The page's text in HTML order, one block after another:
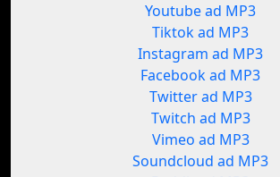
Youtube ad MP3
Tiktok ad MP3
Instagram ad MP3
Facebook ad MP3
Twitter ad MP3
Twitch ad MP3
Vimeo ad MP3
Soundcloud ad MP3